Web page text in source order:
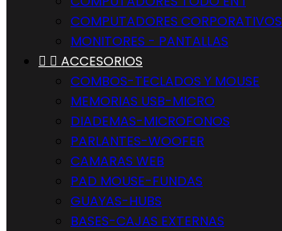
COMPUTADORES CORPORATIVOS
MONITORES - PANTALLAS
  ACCESORIOS
COMBOS-TECLADOS Y MOUSE
MEMORIAS USB-MICRO
DIADEMAS-MICROFONOS
PARLANTES-WOOFER
CAMARAS WEB
PAD MOUSE-FUNDAS
GUAYAS-HUBS
BASES-CAJAS EXTERNAS